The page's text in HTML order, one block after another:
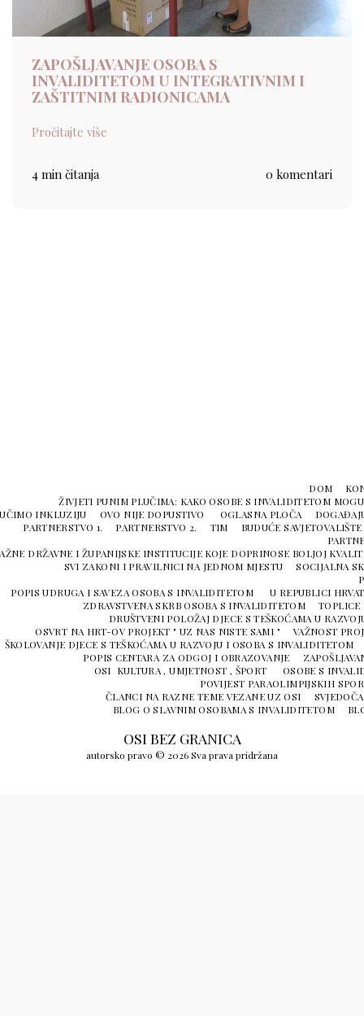
ZAPOŠLJAVANJE OSOBA S
INVALIDITETOM U INTEGRATIVNIM I
ZAŠTITNIM RADIONICAMA
Pročitajte više
4 min čitanja 0 komentari
OSI BEZ GRANICA
autorsko pravo © 2026 Sva prava pridržana
DOM
ŽIVJETI PUNIM PLUČIMA: KAKO OSOBE S INVALIDITETOM
UČIMO INKLUZIJU
OVO NIJE DOPUSTIVO OGLASNA PLOČA
PARTNERSTVO 1.
PARTNERSTVO 2. TIM
BUDUĆE
DRŽAVNE I ŽUPANIJSKE INSTITUCIJE KOJE DOPRINOSE BOLJOJ
SVI ZAKONI I PRAVILNICI NA JEDNOM MJESTU
SOCIJALNA
POPIS UDRUGA I SAVEZA OSOBA S INVALIDITETOM U REPUBLICI
ZDRAVSTVENA SKRB OSOBA S INVALIDITETOM
TOPLICE
DRUŠTVENI POLOŽAJ DJECE S TEŠKOĆAMA U
OSVRT NA HRT-OV PROJEKT " UZ NAS NISTE SAMI "
VAŽNOST
ŠKOLOVANJE DJECE S TEŠKOĆAMA U RAZVOJU I OSOBA S INVALIDITETOM
POPIS CENTARA ZA ODGOJ I OBRAZOVANJE
OSI KULTURA , UMJETNOST , ŠPORT
OSOBE S
POVIJEST PARAOLIMPIJSKIH
ČLANCI NA RAZNE TEME VEZANE UZ OSI
BLOG O SLAVNIM OSOBAMA S INVALIDITETOM